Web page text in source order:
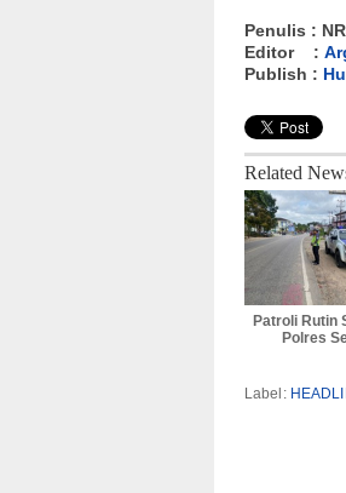
Penulis : NR
Editor :
Publish :
Related
Patroli Rutin
Polres
Label: